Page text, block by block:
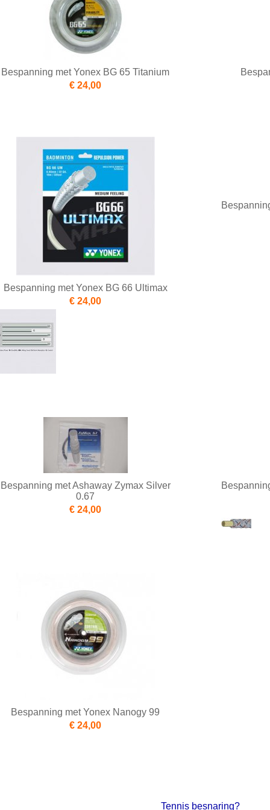
Bespanning met Yonex BG 65 Titanium
€ 24,00
Bespanning met Yonex BG 66 Ultimax
€ 24,00
Bespanning met Ashaway Zymax Silver
0.67
€ 24,00
Bespanning met Yonex Nanogy 99
€ 24,00
Tennis besnaring?